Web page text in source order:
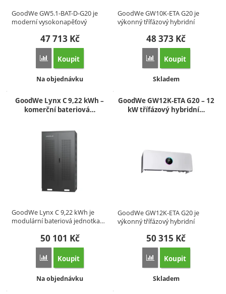
GoodWe GW5.1-BAT-D-G20 je
moderní vysokonapěťový
47 713 Kč
Přidat 'GoodWe GW5.1-BAT-D-G20 – vysokonapěťový
Koupit
Dostupnost:
Na objednávku
GoodWe GW10K-ETA G20 je
výkonný třífázový hybridní
48 373 Kč
Přidat 'GoodWe
Koupit
Dostupnost:
Skladem
GoodWe Lynx C 9,22 kWh –
komerční bateriová…
GoodWe Lynx C 9,22 kWh je
modulární bateriová jednotka…
50 101 Kč
Přidat 'GoodWe Lynx C 9,22 kWh – komerční bateriová
Koupit
Dostupnost:
Na objednávku
GoodWe GW12K-ETA G20 – 12
kW třífázový hybridní…
GoodWe GW12K-ETA G20 je
výkonný třífázový hybridní
50 315 Kč
Přidat 'GoodWe
Koupit
Dostupnost:
Skladem